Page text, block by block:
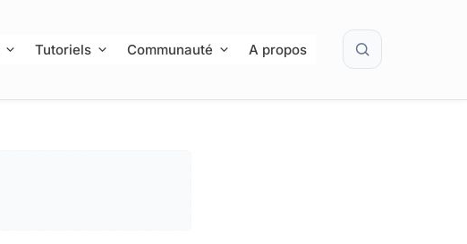
Tutoriels Communauté A propos Rechercher